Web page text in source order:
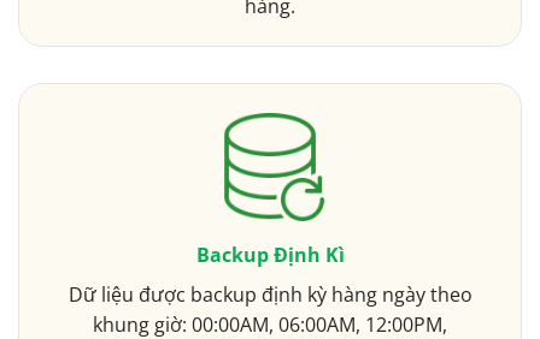
hàng.
Backup Định Kì
Dữ liệu được backup định kỳ hàng ngày theo
khung giờ: 00:00AM, 06:00AM, 12:00PM,